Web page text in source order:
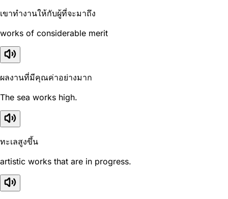
เขาทำงานให้กับผู้ที่จะมาถึง
works of considerable merit
ผลงานที่มีคุณค่าอย่างมาก
The sea works high.
ทะเลสูงขึ้น
artistic works that are in progress.